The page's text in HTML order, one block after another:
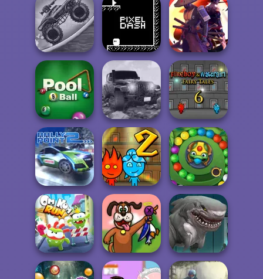
Gladiator True
Story
Headless
Zombie Chicken
Uphill Rush 12
Zombie Monster
Truck
Pixel Dash Samurai Fighter
9 Ball Pool
Revolution
Offroad
Baiatul de Foc si
Fata de Apa...
Rally Point 2
Baiatul Foc si
Fata Apa in lab...
Zumba Mania